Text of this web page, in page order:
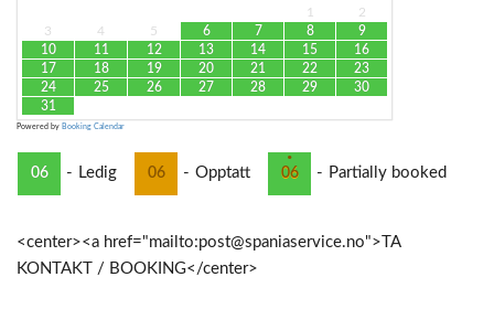
1
2
3
4 5 6 7 8
9
10
11 12 13 14 15
16
17
18 19 20 21 22
23
24
25 26 27 28 29
30
31
Powered by Booking Calendar
06 - Ledig 06 - Opptatt
·
06 - Partially booked
<center><a href="mailto:post@spaniaservice.no">TA
KONTAKT / BOOKING</center>